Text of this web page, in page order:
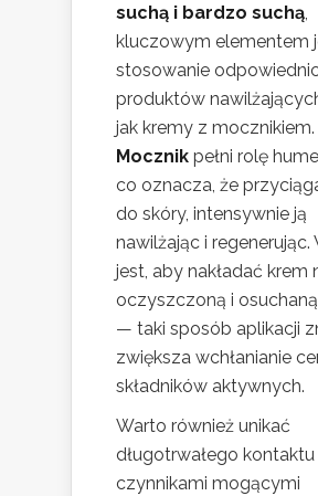
suchą i bardzo suchą,
kluczowym elementem
stosowanie
produktów
jak kremy z mocznikiem.
Mocznik pełni rolę
co oznacza, że
do skóry, intensywnie ją
nawilżając i regenerując.
jest, aby nakładać krem
oczyszczoną i
— taki sposób aplikacji
zwiększa wchłanianie
składników aktywnych.
Warto również unikać
długotrwałego kontaktu
czynnikami mogącymi